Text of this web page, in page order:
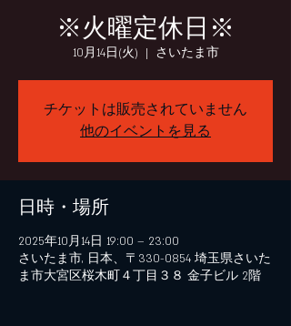
※火曜定休日※
10月14日(火)
  |
さいたま市
チケットは販売されていません
他のイベントを見る
日時・場所
2025年10月14日 19:00 – 23:00
さいたま市, 日本、〒330-0854 埼玉県さいた
ま市大宮区桜木町４丁目３８ 金子ビル 2階